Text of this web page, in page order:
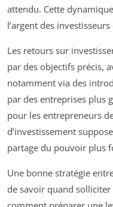
attendu. Cette
l’argent des
Les retours sur
par des objectifs précis,
notamment via des
par des entreprises plus
pour les entrepreneurs
d’investissement
partage du pouvoir plus
Une bonne stratégie
de savoir quand solliciter